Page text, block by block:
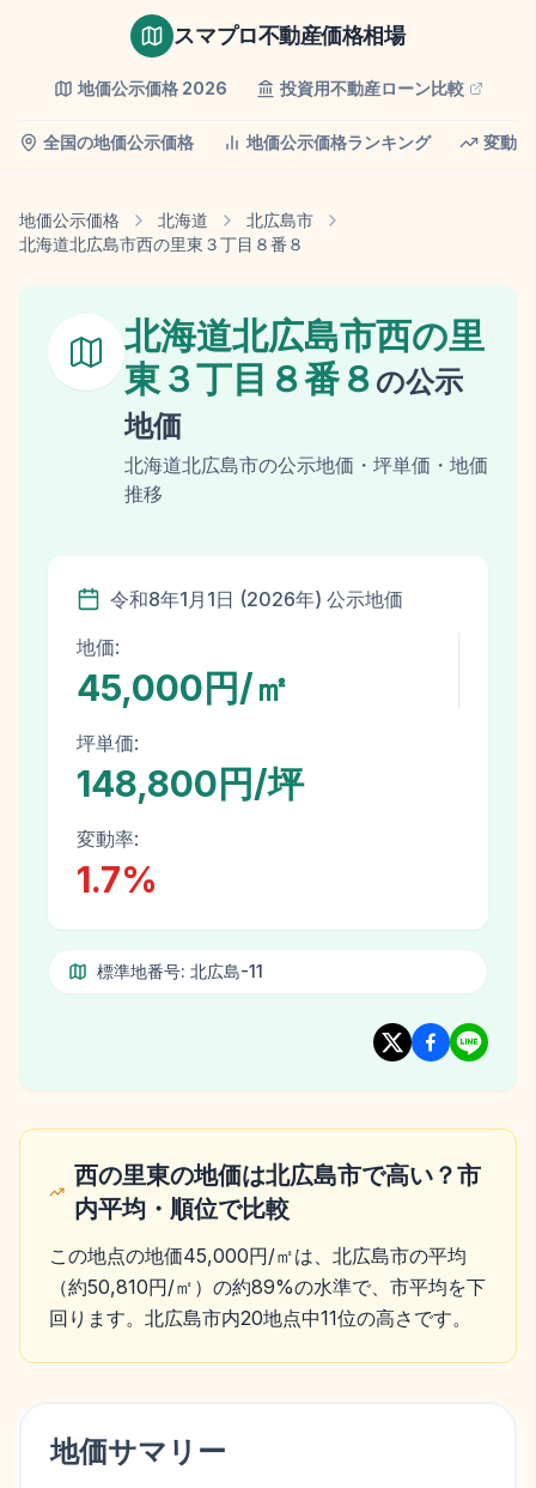
スマプロ不動産価格相場
地価公示価格 2026 投資用不動産ローン比較
全国の地価公示価格 地価公示価格ランキング 変動
地価公示価格 北海道
北広島市
北海道北広島市西の里東３丁目８番８
北海道北広島市西の里
東３丁目８番８ の公示
地価
北海道北広島市の公示地価 ・坪単価・地価
推移
令和8年1月1日 (2026年) 公示地価
地価:
45,000円/㎡
坪単価:
148,800円/坪
変動率:
1.7%
標準地番号: 北広島-11
西の里東の地価は北広島市で高い？市
内平均・順位で比較
この地点の地価45,000円/㎡は、北広島市の平均
（約50,810円/㎡）の約89%の水準で、市平均を下
回ります。北広島市内20地点中11位の高さです。
地価サマリー